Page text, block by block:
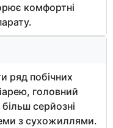
комфортні
ряд побічних
головний
серйозні
з сухожиллями.